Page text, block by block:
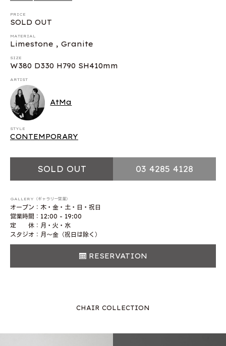
PRICE
SOLD OUT
MATERIAL
Limestone , Granite
SIZE
W380 D330 H790 SH410mm
ARTIST
AtMa
STYLE
CONTEMPORARY
SOLD OUT 03 4285 4128
GALLERY（ギャラリー営業）
オープン：木・金・土・日・祝日
営業時間：12:00 - 19:00
定 休：月・火・水
スタジオ：月〜金（祝日は除く）
RESERVATION
CHAIR COLLECTION